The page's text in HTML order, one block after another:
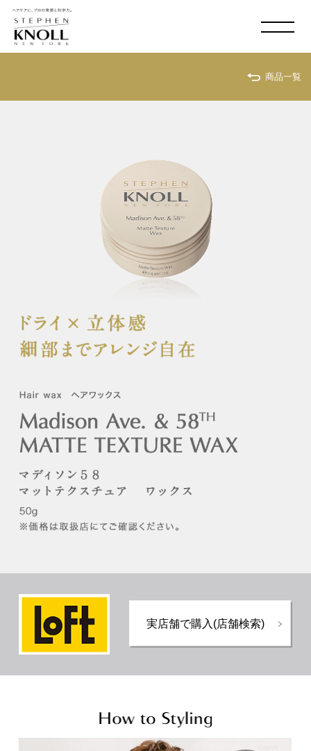
MADISON AVE. & 58 TH
商品一覧
実店舗で購入(店舗検索)